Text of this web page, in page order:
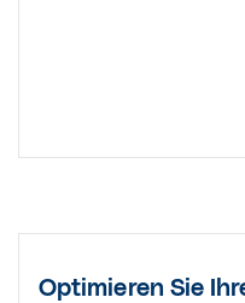
Optimieren Sie